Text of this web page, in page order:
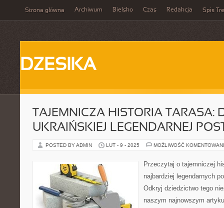
Strona główna Archiwum Bielsko Czas Redakcja Spis
DZESIKA
TAJEMNICZA HISTORIA TARASA:
UKRAIŃSKIEJ LEGENDARNEJ
POSTED BY ADMIN LUT - 9 - 2025 MOŻLIWOŚĆ
Przeczytaj o tajemniczej
najbardziej legendarnych
Odkryj dziedzictwo tego
naszym najnowszym